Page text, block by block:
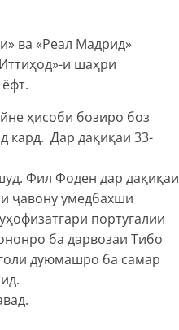
ва «Реал Мадрид»
и шаҳри
ҳисоби бозиро боз
кард. Дар дақиқаи 33-
Фил Фоден дар дақиқаи
ҷавону умедбахши
португалии
ба дарвозаи Тибо
дуюмашро ба самар